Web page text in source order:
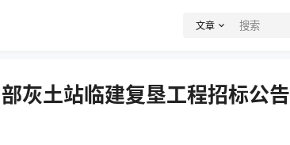
文章
灰土站临建复垦工程招标公告